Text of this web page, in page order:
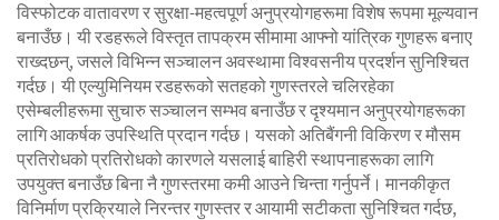
विस्फोटक वातावरण र सुरक्षा-महत्वपूर्ण अनुप्रयोगहरूमा विशेष रूपमा मूल्यवान
बनाउँछ। यी रडहरूले विस्तृत तापक्रम सीमामा आफ्नो यांत्रिक गुणहरू बनाए
राख्दछन्, जसले विभिन्न सञ्चालन अवस्थामा विश्वसनीय प्रदर्शन सुनिश्चित
गर्दछ। यी एल्युमिनियम रडहरूको सतहको गुणस्तरले चलिरहेका
एसेम्बलीहरूमा सुचारु सञ्चालन सम्भव बनाउँछ र दृश्यमान अनुप्रयोगहरूका
लागि आकर्षक उपस्थिति प्रदान गर्दछ। यसको अतिबैंगनी विकिरण र मौसम
प्रतिरोधको प्रतिरोधको कारणले यसलाई बाहिरी स्थापनाहरूका लागि
उपयुक्त बनाउँछ बिना नै गुणस्तरमा कमी आउने चिन्ता गर्नुपर्ने। मानकीकृत
विनिर्माण प्रक्रियाले निरन्तर गुणस्तर र आयामी सटीकता सुनिश्चित गर्दछ,